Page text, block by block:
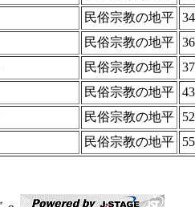
民俗宗教の地平
民俗宗教の地平
民俗宗教の地平
民俗宗教の地平
民俗宗教の地平
民俗宗教の地平